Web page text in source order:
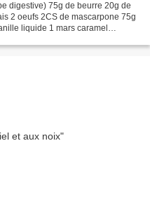
digestive) 75g de beurre 20g de
2 oeufs 2CS de mascarpone 75g
liquide 1 mars caramel